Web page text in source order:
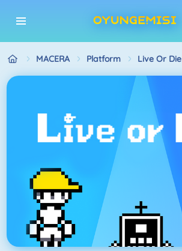
MACERA Platform Live Or Die